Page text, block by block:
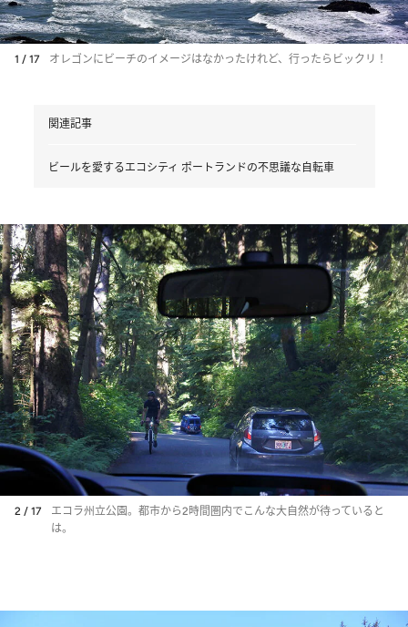
1 / 17 オレゴンにビーチのイメージはなかったけれど、行ったらビックリ！
関連記事
ビールを愛するエコシティ ポートランドの不思議な自転車
2 / 17
エコラ州立公園。都市から2時間圏内でこんな大自然が待っていると
は。